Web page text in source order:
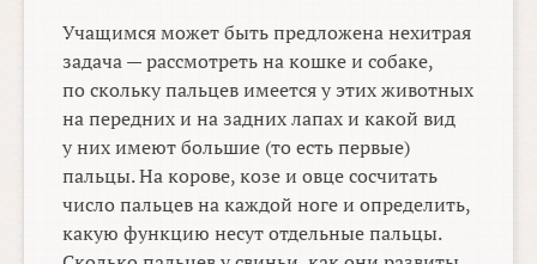
Учащимся может быть предложена нехитрая
задача — рассмотреть на кошке и собаке,
по скольку пальцев имеется у этих животных
на передних и на задних лапах и какой вид
у них имеют большие (то есть первые)
пальцы. На корове, козе и овце сосчитать
число пальцев на каждой ноге и определить,
какую функцию несут отдельные пальцы.